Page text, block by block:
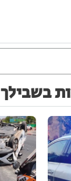
בשבילך